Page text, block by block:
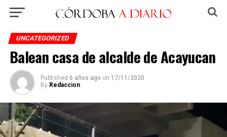
UNCATEGORIZED
Balean casa de alcalde de Acayucan
Published 6 años ago on 17/11/2020
By Redaccion